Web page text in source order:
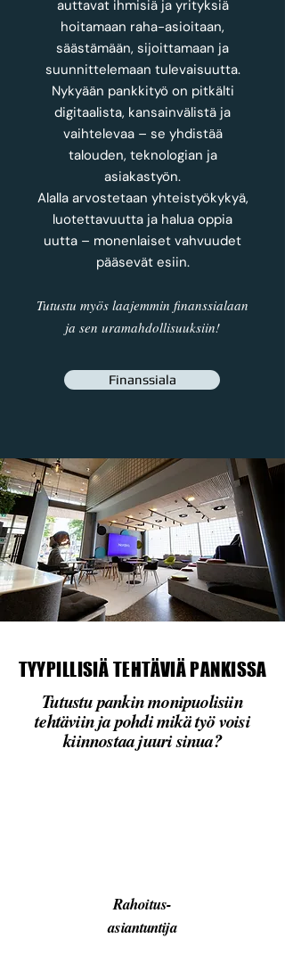
auttavat ihmisiä ja yrityksiä
hoitamaan raha-asioitaan,
säästämään, sijoittamaan ja
suunnittelemaan tulevaisuutta.
Nykyään pankkityö on pitkälti
digitaalista, kansainvälistä ja
vaihtelevaa – se yhdistää
talouden, teknologian ja
asiakastyön.
Alalla arvostetaan yhteistyökykyä,
luotettavuutta ja halua oppia
uutta – monenlaiset vahvuudet
pääsevät esiin.
Tutustu myös laajemmin finanssialaan
ja sen uramahdollisuuksiin!
Finanssiala
TYYPILLISIÄ TEHTÄVIÄ PANKISSA
TYYPILLISIÄ TEHTÄVIÄ PANKISSA
Tutustu pankin monipuolisiin
tehtäviin ja pohdi mikä työ voisi
kiinnostaa juuri sinua?
Rahoitus-
asiantuntija